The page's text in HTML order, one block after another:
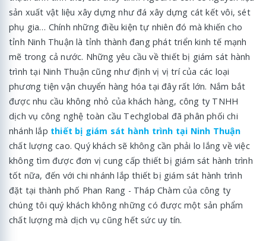
sản xuất vật liệu xây dựng như đá xây dựng cát kết vôi, sét
phụ gia… Chính những điều kiện tự nhiên đó mà khiến cho
tỉnh Ninh Thuận là tỉnh thành đang phát triển kinh tế mạnh
mẽ trong cả nước. Những yêu cầu về thiết bị giám sát hành
trình tại Ninh Thuận cũng như định vị vị trí của các loại
phương tiện vận chuyển hàng hóa tại đây rất lớn. Nắm bắt
được nhu cầu không nhỏ của khách hàng, công ty TNHH
dịch vụ công nghệ toàn cầu Techglobal đã phân phối chi
nhánh lắp thiết bị giám sát hành trình tại Ninh Thuận
chất lượng cao. Quý khách sẽ không cần phải lo lắng về việc
không tìm được đơn vị cung cấp thiết bị giám sát hành trình
tốt nữa, đến với chi nhánh lắp thiết bị giám sát hành trình
đặt tại thành phố Phan Rang - Tháp Chàm của công ty
chúng tôi quý khách không những có được một sản phẩm
chất lượng mà dịch vụ cũng hết sức uy tín.